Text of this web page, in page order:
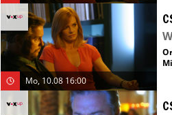
Mo, 10.08 16:00